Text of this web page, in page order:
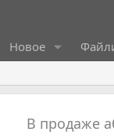
Новое
В продаже